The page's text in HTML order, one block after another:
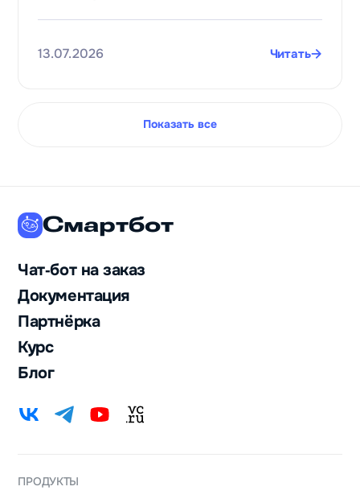
13.07.2026 Читать
Показать все
Смартбот
Чат‑бот на заказ
Документация
Партнёрка
Курс
Блог
ПРОДУКТЫ